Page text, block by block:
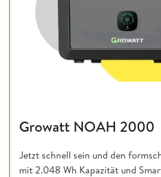
Growatt NOAH 2000
Jetzt schnell sein und den
mit 2.048 Wh Kapazität und